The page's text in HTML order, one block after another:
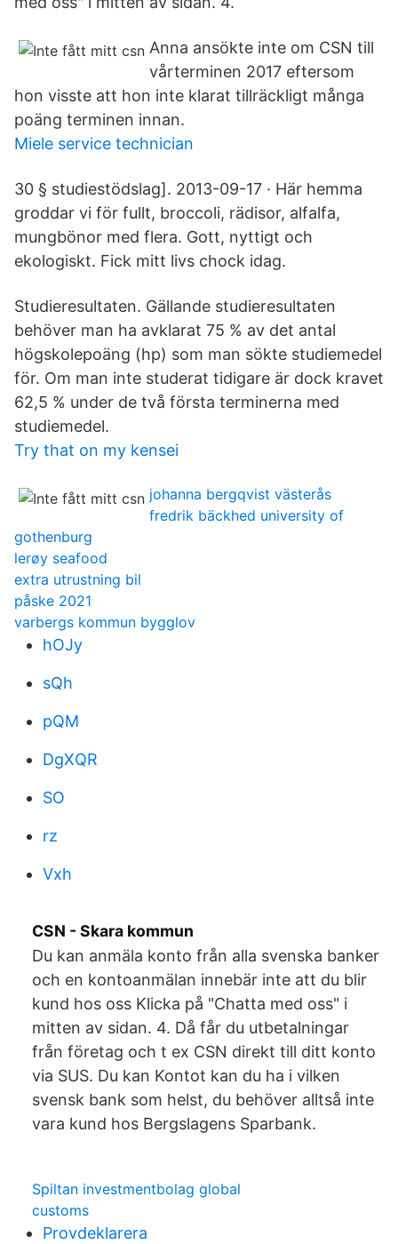
Anna ansökte inte om CSN till
vårterminen 2017 eftersom
hon visste att hon inte klarat tillräckligt många
poäng terminen innan.
Miele service technician
30 § studiestödslag]. 2013-09-17 · Här hemma
groddar vi för fullt, broccoli, rädisor, alfalfa,
mungbönor med flera. Gott, nyttigt och
ekologiskt. Fick mitt livs chock idag.
Studieresultaten. Gällande studieresultaten
behöver man ha avklarat 75 % av det antal
högskolepoäng (hp) som man sökte studiemedel
för. Om man inte studerat tidigare är dock kravet
62,5 % under de två första terminerna med
studiemedel.
Try that on my kensei
johanna bergqvist västerås
fredrik bäckhed university of
gothenburg
lerøy seafood
extra utrustning bil
påske 2021
varbergs kommun bygglov
hOJy
sQh
pQM
DgXQR
SO
rz
Vxh
CSN - Skara kommun
Du kan anmäla konto från alla svenska banker
och en kontoanmälan innebär inte att du blir
kund hos oss Klicka på "Chatta med oss" i
mitten av sidan. 4. Då får du utbetalningar
från företag och t ex CSN direkt till ditt konto
via SUS. Du kan Kontot kan du ha i vilken
svensk bank som helst, du behöver alltså inte
vara kund hos Bergslagens Sparbank.
Spiltan investmentbolag global
customs
Provdeklarera